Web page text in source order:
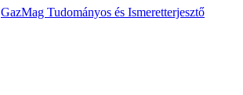
GazMag Tudományos és Ismeretterjesztő